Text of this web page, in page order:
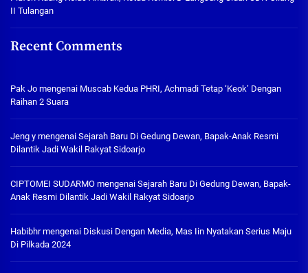
II Tulangan
Recent Comments
Pak Jo mengenai Muscab Kedua PHRI, Achmadi Tetap ‘Keok’ Dengan
Raihan 2 Suara
Jeng y mengenai Sejarah Baru Di Gedung Dewan, Bapak-Anak Resmi
Dilantik Jadi Wakil Rakyat Sidoarjo
CIPTOMEI SUDARMO mengenai Sejarah Baru Di Gedung Dewan, Bapak-
Anak Resmi Dilantik Jadi Wakil Rakyat Sidoarjo
Habibhrmengenai Diskusi Dengan Media, Mas Iin Nyatakan Serius Maju
Di Pilkada 2024